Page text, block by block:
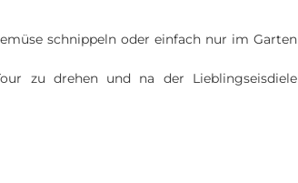
schnippeln oder einfach nur im Garten
zu drehen und na der Lieblingseisdiele